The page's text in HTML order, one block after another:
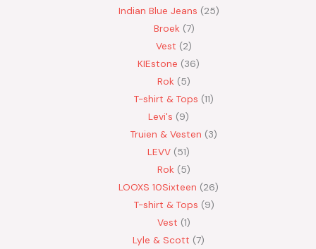
Indian Blue Jeans 25
Broek 7
Vest
2
KIEstone
36
Rok
5
T-shirt & Tops 11
Levi's
9
Truien & Vesten
3
LEVV 51
Rok
5
LOOXS 10Sixteen
26
T-shirt & Tops 9
Vest 1
Lyle & Scott 7